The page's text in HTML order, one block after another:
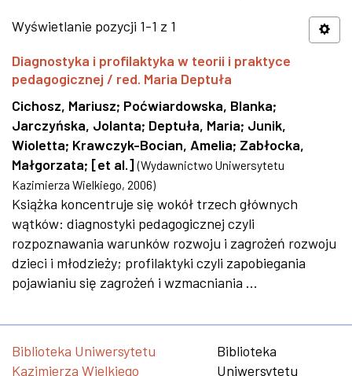
Wyświetlanie pozycji 1-1 z 1
Diagnostyka i profilaktyka w teorii i praktyce
pedagogicznej / red. Maria Deptuła
Cichosz, Mariusz; Poćwiardowska, Blanka;
Jarczyńska, Jolanta; Deptuła, Maria; Junik,
Wioletta; Krawczyk-Bocian, Amelia; Zabłocka,
Małgorzata; [et al.] (Wydawnictwo Uniwersytetu
Kazimierza Wielkiego, 2006)
Książka koncentruje się wokół trzech głównych
wątków: diagnostyki pedagogicznej czyli
rozpoznawania warunków rozwoju i zagrożeń rozwoju
dzieci i młodzieży; profilaktyki czyli zapobiegania
pojawianiu się zagrożeń i wzmacniania ...
Biblioteka Uniwersytetu
Kazimierza Wielkiego
Biblioteka
Uniwersytetu